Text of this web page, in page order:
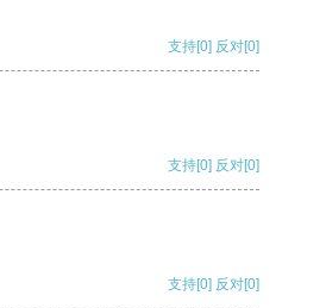
支持[0] 反对[0]
支持[0] 反对[0]
支持[0] 反对[0]